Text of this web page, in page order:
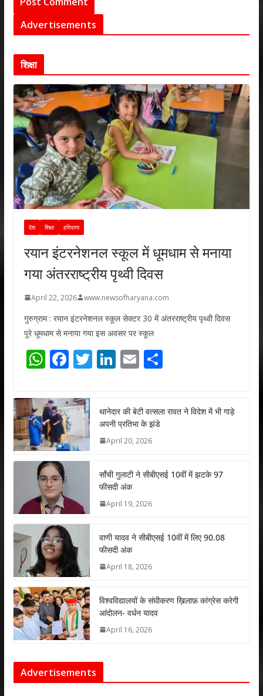
Advertisements
शिक्षा
देश शिक्षा हरियाणा
रयान इंटरनेशनल स्कूल में धूमधाम से मनाया
गया अंतरराष्ट्रीय पृथ्वी दिवस
April 22, 2026 www.newsofharyana.com
गुरुग्राम : रयान इंटरनेशनल स्कूल सेक्टर 30 में अंतरराष्ट्रीय पृथ्वी दिवस
पूरे धूमधाम से मनाया गया इस अवसर पर स्कूल
W
at
s
A
p
p
F
e
b
o
o
T
er
Li
e
dI
E
l
S
e
थानेदार की बेटी वत्सला रावत ने विदेश में भी गाड़े
अपनी प्रतिभा के झंडे
April 20, 2026
साँची गुलाटी ने सीबीएसई 10वीं में झटके 97
फीसदी अंक
April 19, 2026
वाणी यादव ने सीबीएसई 10वीं में लिए 90.08
फीसदी अंक
April 18, 2026
विश्वविद्यालयों के संघीकरण ख़िलाफ़ कांग्रेस करेगी
आंदोलन- वर्धन यादव
April 16, 2026
Advertisements